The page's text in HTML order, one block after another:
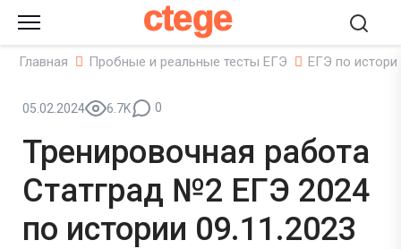
ctege
Главная Пробные и реальные тесты ЕГЭ ЕГЭ по
05.02.2024 6.7K 0
Тренировочная работа
Статград №2 ЕГЭ 2024
по истории 09.11.2023